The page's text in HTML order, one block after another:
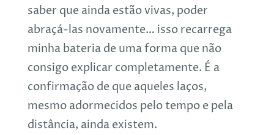
saber que ainda estão vivas, poder
abraçá-las novamente… isso recarrega
minha bateria de uma forma que não
consigo explicar completamente. É a
confirmação de que aqueles laços,
mesmo adormecidos pelo tempo e pela
distância, ainda existem.